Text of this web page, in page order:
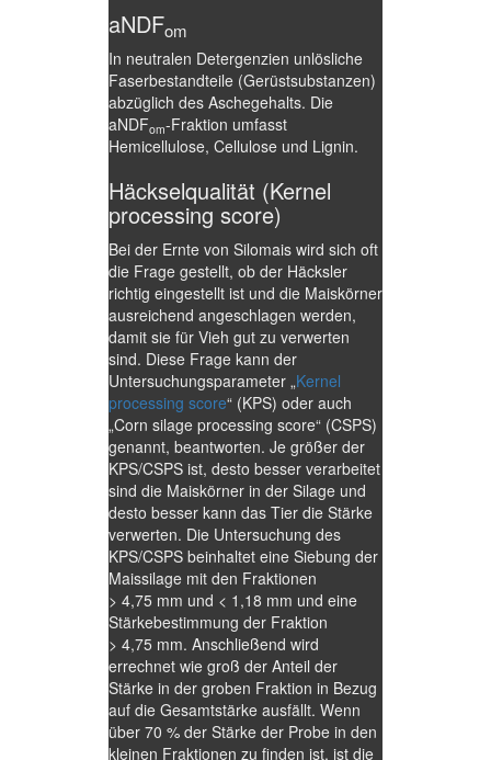
aNDFom
In neutralen Detergenzien unlösliche
Faserbestandteile (Gerüstsubstanzen)
abzüglich des Aschegehalts. Die
aNDFom-Fraktion umfasst
Hemicellulose, Cellulose und Lignin.
Häckselqualität (Kernel
processing score)
Bei der Ernte von Silomais wird sich oft
die Frage gestellt, ob der Häcksler
richtig eingestellt ist und die Maiskörner
ausreichend angeschlagen werden,
damit sie für Vieh gut zu verwerten
sind. Diese Frage kann der
Untersuchungsparameter „Kernel
processing score“ (KPS) oder auch
„Corn silage processing score“ (CSPS)
genannt, beantworten. Je größer der
KPS/CSPS ist, desto besser verarbeitet
sind die Maiskörner in der Silage und
desto besser kann das Tier die Stärke
verwerten. Die Untersuchung des
KPS/CSPS beinhaltet eine Siebung der
Maissilage mit den Fraktionen
> 4,75 mm und < 1,18 mm und eine
Stärkebestimmung der Fraktion
> 4,75 mm. Anschließend wird
errechnet wie groß der Anteil der
Stärke in der groben Fraktion in Bezug
auf die Gesamtstärke ausfällt. Wenn
über 70 % der Stärke der Probe in den
kleinen Fraktionen zu finden ist, ist die